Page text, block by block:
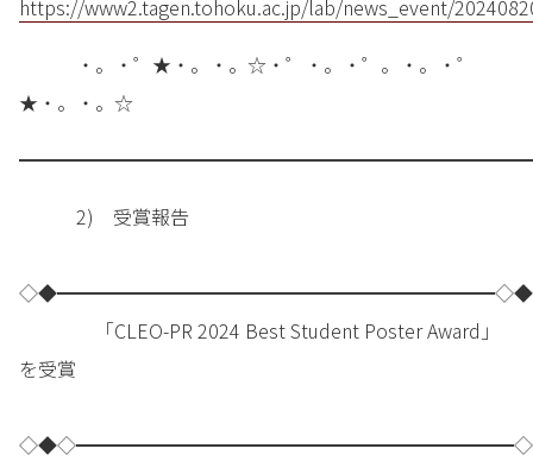
https://www2.tagen.tohoku.ac.jp/lab/news_event/
・。・゜★・。・。☆・゜・。・゜。・。・゜
★・。・。☆
2) 受賞報告
「CLEO-PR 2024 Best Student Poster Award」
を受賞